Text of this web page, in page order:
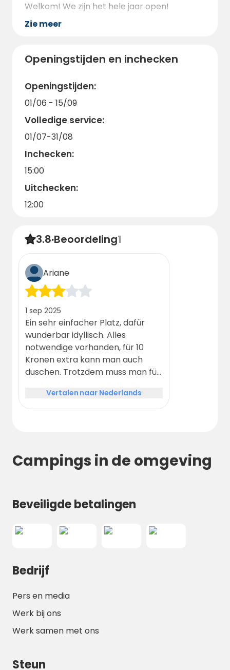
Welkom! We zijn het hele jaar open!
Zie meer
Openingstijden en inchecken
Openingstijden:
01/06 - 15/09
Volledige service:
01/07-31/08
Inchecken:
15:00
Uitchecken:
12:00
3.8·Beoordeling1
Ariane
1 sep 2025
Ein sehr einfacher Platz, dafür
wunderbar idyllisch. Alles
notwendige vorhanden, für 10
Kronen extra kann man auch
duschen. Trotzdem muss man für
Außerhalb der Saison ist es hier
tot, Nachts stockfinster und völlig
Vertalen naar Nederlands
Campings in de omgeving
Beveiligde betalingen
Bedrijf
Pers en media
Werk bij ons
Werk samen met ons
Steun